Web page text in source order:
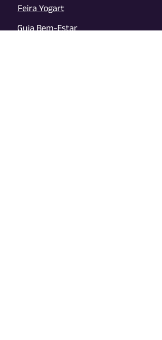
Feira Yogart
Guia Bem-Estar